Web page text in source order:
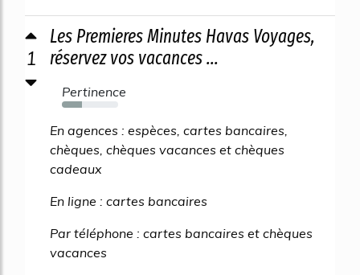
1
Les Premieres Minutes Havas Voyages,
réservez vos vacances ...
Pertinence
35%
En agences : espèces, cartes bancaires,
chèques, chèques vacances et chèques
cadeaux
En ligne : cartes bancaires
Par téléphone : cartes bancaires et chèques
vacances